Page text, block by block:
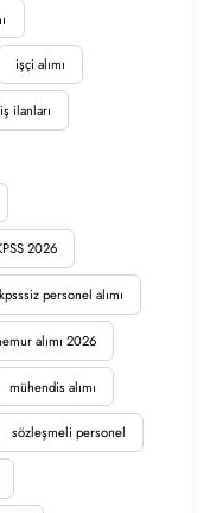
işçi alımı
ilanları
2026
kpsssiz personel alımı
alımı 2026
mühendis alımı
sözleşmeli personel